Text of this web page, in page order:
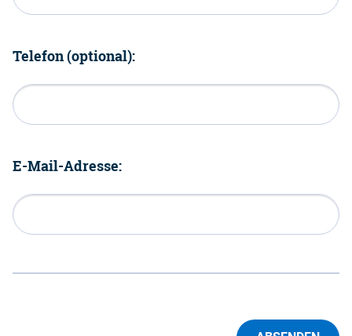
Telefon (optional):
E-Mail-Adresse: